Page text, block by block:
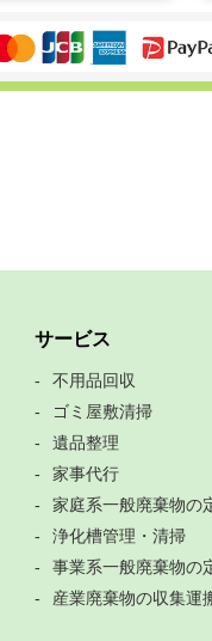
サービス
不用品回収
ゴミ屋敷清掃
遺品整理
家事代行
家庭系一般廃棄物の
浄化槽管理・清掃
事業系一般廃棄物の
産業廃棄物の収集運